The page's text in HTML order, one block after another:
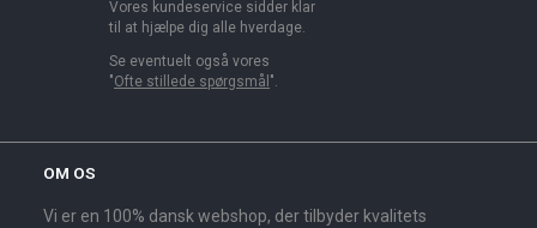
Vores kundeservice sidder klar
til at hjælpe dig alle hverdage.
Se eventuelt også vores
"Ofte stillede spørgsmål ".
OM OS
Vi er en 100% dansk webshop, der tilbyder kvalitets